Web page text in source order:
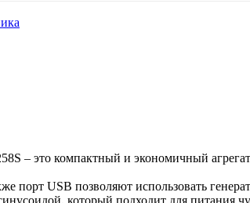
– это компактный и экономичный
порт USB позволяют использовать
который подходит для